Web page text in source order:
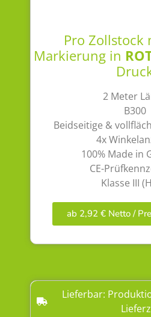
Pro Zollstock
Markierung in
2 Meter
B300
Beidseitige &
4x
100% Made in
CE-
Klasse III
ab 2,92 € Netto /
Lieferbar: